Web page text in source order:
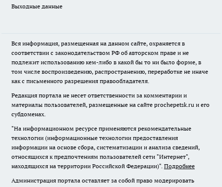
Выходные данные
Вся информация, размещенная на данном сайте, охраняется в
соответствии с законодательством РФ об авторском праве и не
подлежит использованию кем-либо в какой бы то ни было форме, в
том числе воспроизведению, распространению, переработке не иначе
как с письменного разрешения правообладателя.
Редакция портала не несет ответственности за комментарии и
материалы пользователей, размещенные на сайте prochepetsk.ru и его
субдоменах.
"На информационном ресурсе применяются рекомендательные
технологии (информационные технологии предоставления
информации на основе сбора, систематизации и анализа сведений,
относящихся к предпочтениям пользователей сети "Интернет",
находящихся на территории Российской Федерации)". Подробнее
Администрация портала оставляет за собой право модерировать